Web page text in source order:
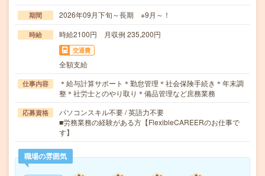
期間 2026年09月下旬～長期 ※9月～！
時給 時給2100円 月収例 235,200円
交通費
全額支給
仕事内容
＊給与計算サポート＊勤怠管理＊社会保険手続き＊年末調
整＊社労士とのやり取り＊備品管理など庶務業務
応募資格
パソコンスキル不要 / 英語力不要
■労務業務の経験がある方【FlexibleCAREERのお仕事で
す】
職場の雰囲気